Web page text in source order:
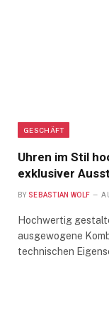
GESCHÄFT
Uhren im Stil
exklusiver
BY SEBASTIAN WOLF
Hochwertig
ausgewogene
technischen